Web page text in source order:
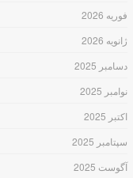
فوریه 2026
ژانویه 2026
دسامبر 2025
نوامبر 2025
اکتبر 2025
سپتامبر 2025
آگوست 2025